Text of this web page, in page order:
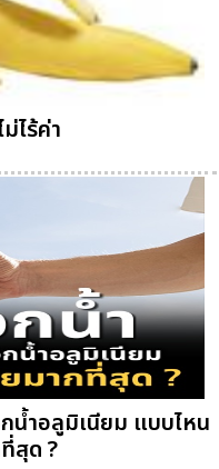
ไร้ค่า
น้ำอลูมิเนียม แบบไหน
สุด ?